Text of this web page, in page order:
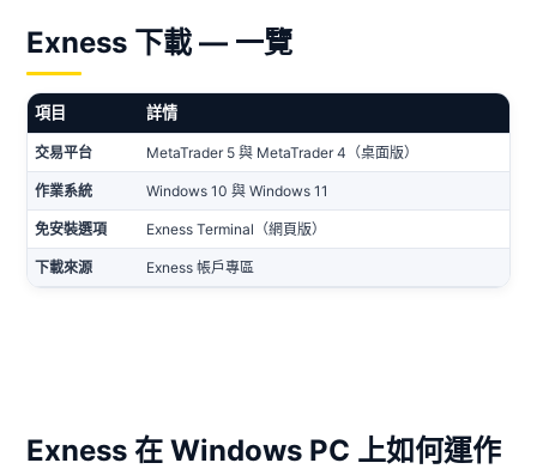
Exness 下載 — 一覽
項目 詳情
交易平台 MetaTrader 5 與 MetaTrader 4（桌面版）
作業系統 Windows 10 與 Windows 11
免安裝選項 Exness Terminal（網頁版）
下載來源 Exness 帳戶專區
Exness 在 Windows PC 上如何運作